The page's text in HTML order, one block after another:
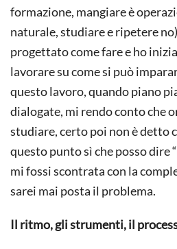
formazione, mangiare è
naturale, studiare e ripetere
progettato come fare e ho
lavorare su come si può
questo lavoro, quando piano
dialogate, mi rendo conto che
studiare, certo poi non è detto
questo punto sì che posso dire
mi fossi scontrata con la
sarei mai posta il problema.
Il ritmo, gli strumenti, il